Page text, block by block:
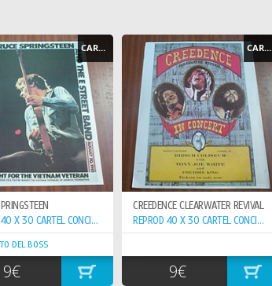
CARTEL - POSTER
REPROD 40 X 30 CARTEL CONCIERTO 20-8-81 VETERAN VIETNAN
DEL BOSS
9€
CARTEL - POSTER
CREEDENCE CLEARWATER REVIVAL
REPROD 40 X 30 CARTEL CONCIERTO 15-6- ,
9€